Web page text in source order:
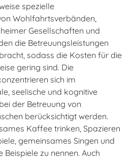
spezielle
Wohlfahrtsverbänden,
Gesellschaften und
die Betreuungsleistungen
sodass die Kosten für die
gering sind. Die
sich im
seelische und kognitive
der Betreuung von
berücksichtigt werden.
Kaffee trinken, Spazieren
gemeinsames Singen und
zu nennen. Auch